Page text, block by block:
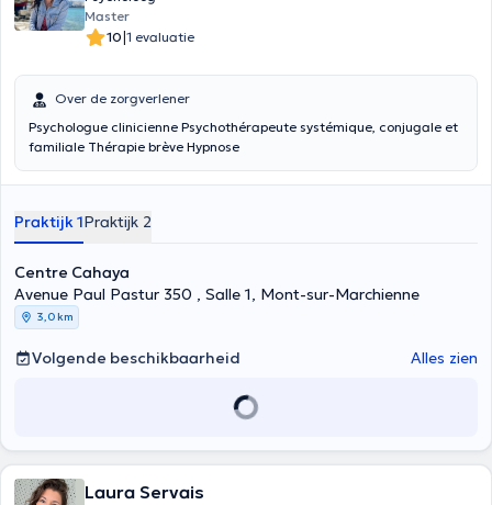
d’intégration sociale et économique.
Soutien psychologique aux personnes dépendante d’alcool, des
drogues etc.
LGBTQIA+
Master
10|1 evaluatie
Over de zorgverlener
Psychologue clinicienne Psychothérapeute systémique, conjugale et
familiale Thérapie brève Hypnose
Praktijk 1Praktijk 2
Centre Cahaya
Avenue Paul Pastur 350 , Salle 1, Mont-sur-Marchienne
3,0 km
Volgende beschikbaarheid Alles zien
Laura Servais